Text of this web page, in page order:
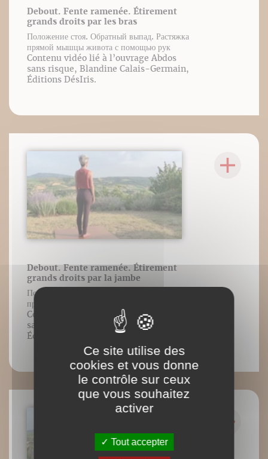
Debout. Fente ramenée. Étirement
grands droits par les bras
Положение стоя. Обратный выпад. Растяжка
прямой мышцы живота с помощью рук
Contenu vidéo lié à l’ouvrage Abdos
sans risque, Blandine Calais-Germain,
Éditions DésIris.
Debout. Fente ramenée. Étirement
grands droits par la jambe
Положение стоя. Обратный выпад. Растяжка
прямой мышцы живота с помощью ноги
Contenu vidéo lié à l’ouvrage Abdos
sans risque, Blandine Calais-Germain,
Éditions DésIris.
Ce site utilise des
cookies et vous donne
le contrôle sur ceux
que vous souhaitez
activer
Tout accepter